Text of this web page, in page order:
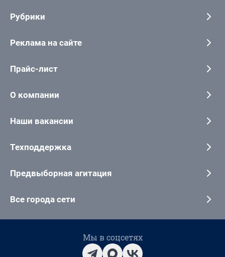
Рубрики
Реклама на сайте
Прайс-лист
О компании
Наши вакансии
Техподдержка
Предвыборная агитация
Все города сети
Мы в соцсетях